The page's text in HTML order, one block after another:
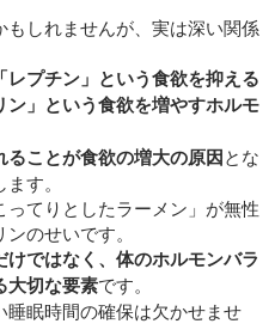
もしれませんが、実は深い関係
「レプチン」という食欲を抑える
」という食欲を増やすホルモ
ことが食欲の増大の原因とな
す。
てりとしたラーメン」が無性
のせいです。
ではなく、体のホルモンバラ
大切な要素です。
眠時間の確保は欠かせませ